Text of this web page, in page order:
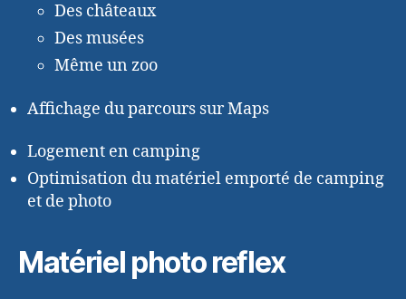
Des châteaux
Des musées
Même un zoo
Affichage du parcours sur Maps
Logement en camping
Optimisation du matériel emporté de camping
et de photo
Matériel photo reflex